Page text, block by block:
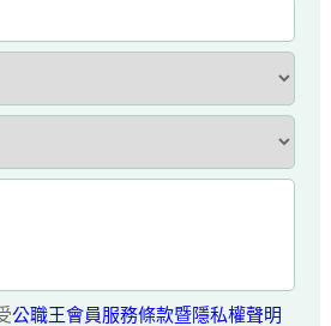
公職王會員服務條款暨隱私權聲明